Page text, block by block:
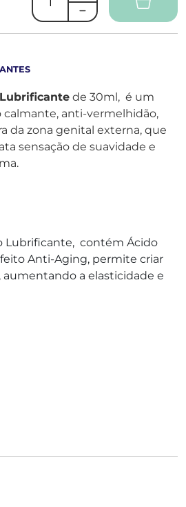
de 30ml, é um
calmante, anti-vermelhidão,
da zona genital externa, que
sensação de suavidade e
Lubrificante, contém Ácido
Anti-Aging, permite criar
a elasticidade e